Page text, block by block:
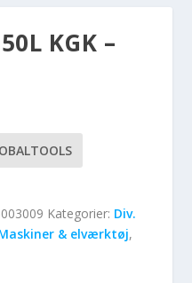
KGK –
Kategorier: Div.
& elværktøj,